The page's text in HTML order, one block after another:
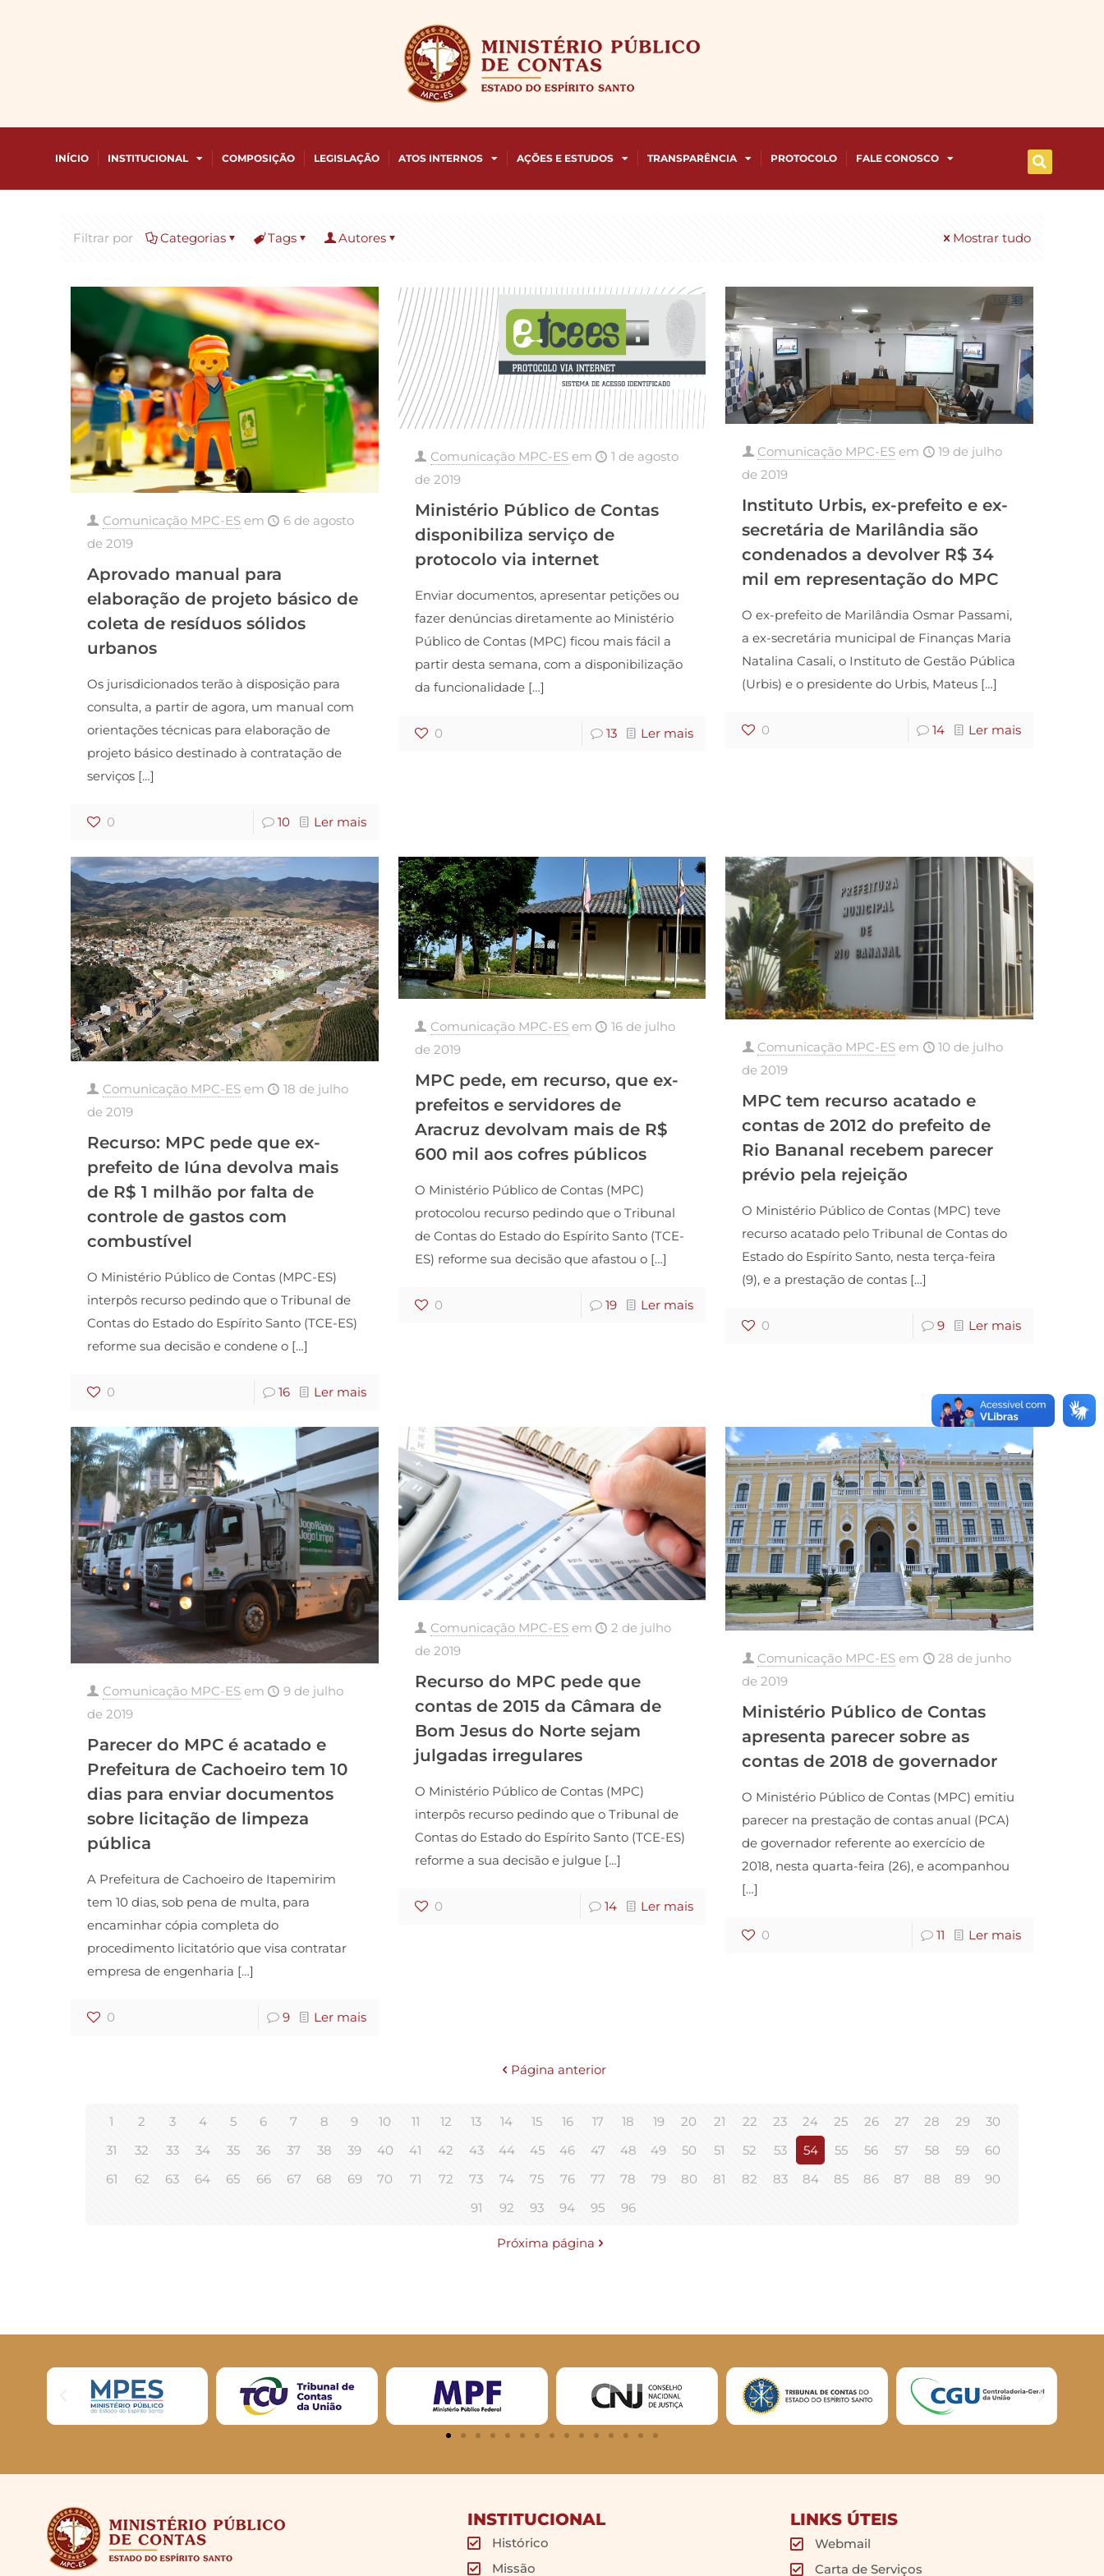
INÍCIO INSTITUCIONAL COMPOSIÇÃO LEGISLAÇÃO ATOS INTERNOS AÇÕES E ESTUDOS TRANSPARÊNCIA PROTOCOLO FALE CONOSCO
Filtrar por Categorias Tags Autores Mostrar tudo
Comunicação MPC-ES em
6 de agosto
de 2019
Aprovado manual para
elaboração de projeto básico de
coleta de resíduos sólidos
urbanos
Os jurisdicionados terão à disposição para
consulta, a partir de agora, um manual com
orientações técnicas para elaboração de
projeto básico destinado à contratação de
serviços[…]
0 10 Ler mais
Comunicação MPC-ES em
1 de agosto
de 2019
Ministério Público de Contas
disponibiliza serviço de
protocolo via internet
Enviar documentos, apresentar petições ou
fazer denúncias diretamente ao Ministério
Público de Contas (MPC) ficou mais fácil a
partir desta semana, com a disponibilização
da funcionalidade[…]
0 13 Ler mais
Comunicação MPC-ES em
19 de julho
de 2019
Instituto Urbis, ex-prefeito e ex-
secretária de Marilândia são
condenados a devolver R$ 34
mil em representação do MPC
O ex-prefeito de Marilândia Osmar Passami,
a ex-secretária municipal de Finanças Maria
Natalina Casali, o Instituto de Gestão Pública
(Urbis) e o presidente do Urbis, Mateus […]
0 14 Ler mais
Comunicação MPC-ES em
18 de julho
de 2019
Recurso: MPC pede que ex-
prefeito de Iúna devolva mais
de R$ 1 milhão por falta de
controle de gastos com
combustível
O Ministério Público de Contas (MPC-ES)
interpôs recurso pedindo que o Tribunal de
Contas do Estado do Espírito Santo (TCE-ES)
reforme sua decisão e condene o[…]
0 16 Ler mais
Comunicação MPC-ES em
16 de julho
de 2019
MPC pede, em recurso, que ex-
prefeitos e servidores de
Aracruz devolvam mais de R$
600 mil aos cofres públicos
O Ministério Público de Contas (MPC)
protocolou recurso pedindo que o Tribunal
de Contas do Estado do Espírito Santo (TCE-
ES) reforme sua decisão que afastou o[…]
0 19 Ler mais
Comunicação MPC-ES em
10 de julho
de 2019
MPC tem recurso acatado e
contas de 2012 do prefeito de
Rio Bananal recebem parecer
prévio pela rejeição
O Ministério Público de Contas (MPC) teve
recurso acatado pelo Tribunal de Contas do
Estado do Espírito Santo, nesta terça-feira
(9), e a prestação de contas […]
0 9 Ler mais
Comunicação MPC-ES em
9 de julho
de 2019
Parecer do MPC é acatado e
Prefeitura de Cachoeiro tem 10
dias para enviar documentos
sobre licitação de limpeza
pública
A Prefeitura de Cachoeiro de Itapemirim
tem 10 dias, sob pena de multa, para
encaminhar cópia completa do
procedimento licitatório que visa contratar
empresa de engenharia […]
0 9 Ler mais
Comunicação MPC-ES em
2 de julho
de 2019
Recurso do MPC pede que
contas de 2015 da Câmara de
Bom Jesus do Norte sejam
julgadas irregulares
O Ministério Público de Contas (MPC)
interpôs recurso pedindo que o Tribunal de
Contas do Estado do Espírito Santo (TCE-ES)
reforme a sua decisão e julgue[…]
0 14 Ler mais
Comunicação MPC-ES em
28 de junho
de 2019
Ministério Público de Contas
apresenta parecer sobre as
contas de 2018 de governador
O Ministério Público de Contas (MPC) emitiu
parecer na prestação de contas anual (PCA)
de governador referente ao exercício de
2018, nesta quarta-feira (26), e acompanhou
[…]
0 11 Ler mais
Página anterior
1 2 3 4 5 6 7 8 9 10 11 12 13 14 15 16 17 18 19 20 21 22 23 24 25 26 27 28 29
30
31
32 33 34 35 36 37 38 39 40 41 42 43 44 45 46 47 48 49 50 51 52 53 54 55 56 57 58 59
60
61
62 63 64 65 66 67 68 69 70 71 72 73 74 75 76 77 78 79 80 81 82 83 84 85 86 87 88 89
90
91
92 93 94 95 96
Próxima página
INSTITUCIONAL
Histórico
Missão
LINKS ÚTEIS
Webmail
Carta de Serviços